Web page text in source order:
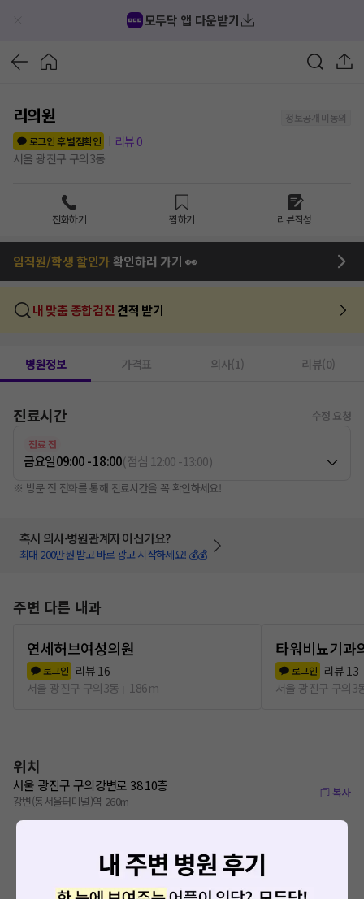
모두닥 앱 다운받기
리의원
정보공개 미동의
로그인 후 별점확인
리뷰 0
서울 광진구 구의3동
전화하기 찜하기 리뷰작성
임직원/학생 할인가확인하러 가기 👀
내 맞춤 종합검진 견적 받기
병원정보 가격표 의사(1) 리뷰(0)
진료시간 수정 요청
진료 전
금요일09:00 - 18:00(점심 12:00-13:00)
※ 방문 전 전화를 통해 진료시간을 꼭 확인하세요!
혹시 의사·병원관계자 이신가요?
최대 200만원 받고 바로 광고 시작하세요! 💰💰
주변 다른 내과
연세허브여성의원
로그인 리뷰 16
서울 광진구 구의3동
186m
타워비뇨기과
로그인 리뷰 13
서울 광진구 구의3
위치
서울 광진구 구의강변로 38 10층
강변(동서울터미널)역 260m
복사